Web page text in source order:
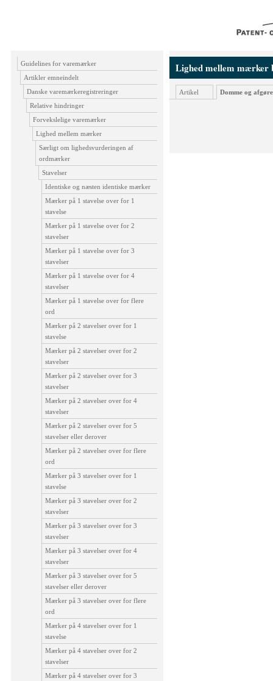
Guidelines for varemærker
Artikler emneindelt
Danske varemærkeregistreringer
Relative hindringer
Forvekslelige varemærker
Lighed mellem mærker
Særligt om lighedsvurderingen af
ordmærker
Stavelser
Identiske og næsten identiske mærker
Mærker på 1 stavelse over for 1
stavelse
Mærker på 1 stavelse over for 2
stavelser
Mærker på 1 stavelse over for 3
stavelser
Mærker på 1 stavelse over for 4
stavelser
Mærker på 1 stavelse over for flere
ord
Mærker på 2 stavelser over for 1
stavelse
Mærker på 2 stavelser over for 2
stavelser
Mærker på 2 stavelser over for 3
stavelser
Mærker på 2 stavelser over for 4
stavelser
Mærker på 2 stavelser over for 5
stavelser eller derover
Mærker på 2 stavelser over for flere
ord
Mærker på 3 stavelser over for 1
stavelse
Mærker på 3 stavelser over for 2
stavelser
Mærker på 3 stavelser over for 3
stavelser
Mærker på 3 stavelser over for 4
stavelser
Mærker på 3 stavelser over for 5
stavelser eller derover
Mærker på 3 stavelser over for flere
ord
Mærker på 4 stavelser over for 1
stavelse
Mærker på 4 stavelser over for 2
stavelser
Mærker på 4 stavelser over for 3
Lighed mellem mærker
Artikel Domme og